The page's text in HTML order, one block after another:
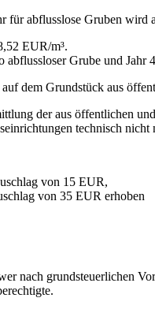
abflusslose Gruben wird
EUR/m³.
abflussloser Grube und Jahr
dem Grundstück aus
der aus öffentlichen
technisch
von 15 EUR,
von 35 EUR erhoben
nach grundsteuerlichen